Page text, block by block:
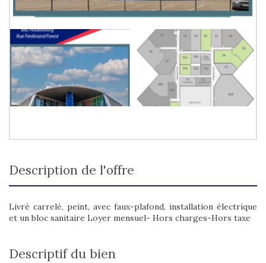
description de l'offre
Livré carrelé, peint, avec faux-plafond, installation électrique
et un bloc sanitaire Loyer mensuel- Hors charges-Hors taxe
descriptif du bien